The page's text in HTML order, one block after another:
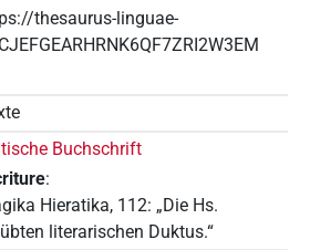
thesaurus-linguae-
Buchschrift
:
Hieratika, 112: „Die Hs.
literarischen Duktus.“